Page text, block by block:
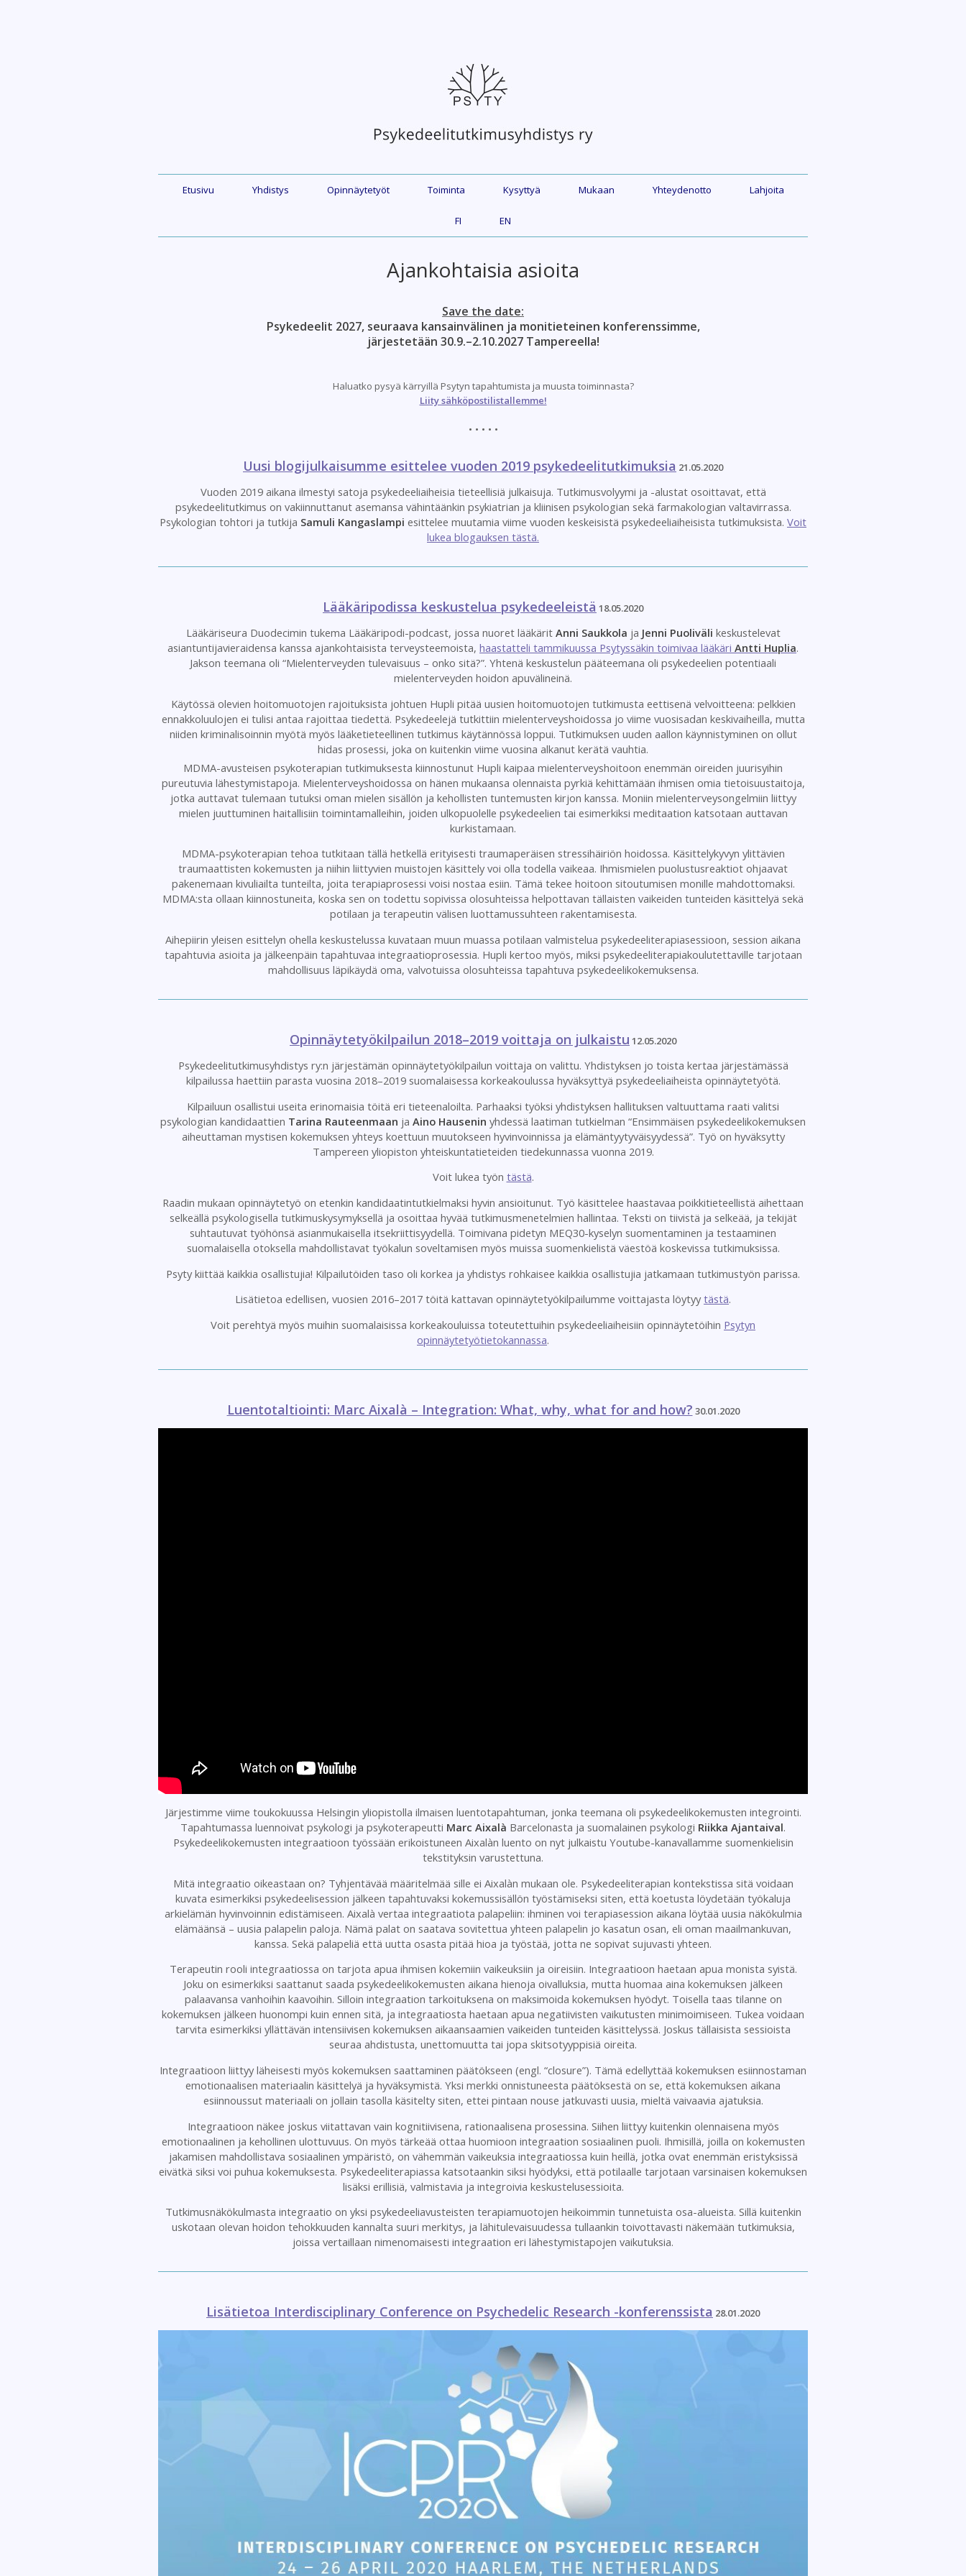
Etusivu Yhdistys Opinnäytetyöt Toiminta Kysyttyä Mukaan Yhteydenotto Lahjoita
FI EN
Ajankohtaisia asioita
Save the date:
Psykedeelit 2027, seuraava kansainvälinen ja monitieteinen konferenssimme,
järjestetään 30.9.–2.10.2027 Tampereella!
Haluatko pysyä kärryillä Psytyn tapahtumista ja muusta toiminnasta?
Liity sähköpostilistallemme!
• • • • •
Uusi blogijulkaisumme esittelee vuoden 2019 psykedeelitutkimuksia 21.05.2020
Vuoden 2019 aikana ilmestyi satoja psykedeeliaiheisia tieteellisiä julkaisuja. Tutkimusvolyymi ja -alustat osoittavat, että
psykedeelitutkimus on vakiinnuttanut asemansa vähintäänkin psykiatrian ja kliinisen psykologian sekä farmakologian valtavirrassa.
Psykologian tohtori ja tutkija Samuli Kangaslampi esittelee muutamia viime vuoden keskeisistä psykedeeliaiheisista tutkimuksista. Voit
lukea blogauksen tästä.
Lääkäripodissa keskustelua psykedeeleistä 18.05.2020
Lääkäriseura Duodecimin tukema Lääkäripodi-podcast, jossa nuoret lääkärit Anni Saukkola ja Jenni Puoliväli keskustelevat
asiantuntijavieraidensa kanssa ajankohtaisista terveysteemoista, haastatteli tammikuussa Psytyssäkin toimivaa lääkäri Antti Huplia.
Jakson teemana oli “Mielenterveyden tulevaisuus – onko sitä?”. Yhtenä keskustelun pääteemana oli psykedeelien potentiaali
mielenterveyden hoidon apuvälineinä.
Käytössä olevien hoitomuotojen rajoituksista johtuen Hupli pitää uusien hoitomuotojen tutkimusta eettisenä velvoitteena: pelkkien
ennakkoluulojen ei tulisi antaa rajoittaa tiedettä. Psykedeelejä tutkittiin mielenterveyshoidossa jo viime vuosisadan keskivaiheilla, mutta
niiden kriminalisoinnin myötä myös lääketieteellinen tutkimus käytännössä loppui. Tutkimuksen uuden aallon käynnistyminen on ollut
hidas prosessi, joka on kuitenkin viime vuosina alkanut kerätä vauhtia.
MDMA-avusteisen psykoterapian tutkimuksesta kiinnostunut Hupli kaipaa mielenterveyshoitoon enemmän oireiden juurisyihin
pureutuvia lähestymistapoja. Mielenterveyshoidossa on hänen mukaansa olennaista pyrkiä kehittämään ihmisen omia tietoisuustaitoja,
jotka auttavat tulemaan tutuksi oman mielen sisällön ja kehollisten tuntemusten kirjon kanssa. Moniin mielenterveysongelmiin liittyy
mielen juuttuminen haitallisiin toimintamalleihin, joiden ulkopuolelle psykedeelien tai esimerkiksi meditaation katsotaan auttavan
kurkistamaan.
MDMA-psykoterapian tehoa tutkitaan tällä hetkellä erityisesti traumaperäisen stressihäiriön hoidossa. Käsittelykyvyn ylittävien
traumaattisten kokemusten ja niihin liittyvien muistojen käsittely voi olla todella vaikeaa. Ihmismielen puolustusreaktiot ohjaavat
pakenemaan kivuliailta tunteilta, joita terapiaprosessi voisi nostaa esiin. Tämä tekee hoitoon sitoutumisen monille mahdottomaksi.
MDMA:sta ollaan kiinnostuneita, koska sen on todettu sopivissa olosuhteissa helpottavan tällaisten vaikeiden tunteiden käsittelyä sekä
potilaan ja terapeutin välisen luottamussuhteen rakentamisesta.
Aihepiirin yleisen esittelyn ohella keskustelussa kuvataan muun muassa potilaan valmistelua psykedeeliterapiasessioon, session aikana
tapahtuvia asioita ja jälkeenpäin tapahtuvaa integraatioprosessia. Hupli kertoo myös, miksi psykedeeliterapiakoulutettaville tarjotaan
mahdollisuus läpikäydä oma, valvotuissa olosuhteissa tapahtuva psykedeelikokemuksensa.
Opinnäytetyökilpailun 2018–2019 voittaja on julkaistu 12.05.2020
Psykedeelitutkimusyhdistys ry:n järjestämän opinnäytetyökilpailun voittaja on valittu. Yhdistyksen jo toista kertaa järjestämässä
kilpailussa haettiin parasta vuosina 2018–2019 suomalaisessa korkeakoulussa hyväksyttyä psykedeeliaiheista opinnäytetyötä.
Kilpailuun osallistui useita erinomaisia töitä eri tieteenaloilta. Parhaaksi työksi yhdistyksen hallituksen valtuuttama raati valitsi
psykologian kandidaattien Tarina Rauteenmaan ja Aino Hausenin yhdessä laatiman tutkielman “Ensimmäisen psykedeelikokemuksen
aiheuttaman mystisen kokemuksen yhteys koettuun muutokseen hyvinvoinnissa ja elämäntyytyväisyydessä”. Työ on hyväksytty
Tampereen yliopiston yhteiskuntatieteiden tiedekunnassa vuonna 2019.
Voit lukea työn tästä.
Raadin mukaan opinnäytetyö on etenkin kandidaatintutkielmaksi hyvin ansioitunut. Työ käsittelee haastavaa poikkitieteellistä aihettaan
selkeällä psykologisella tutkimuskysymyksellä ja osoittaa hyvää tutkimusmenetelmien hallintaa. Teksti on tiivistä ja selkeää, ja tekijät
suhtautuvat työhönsä asianmukaisella itsekriittisyydellä. Toimivana pidetyn MEQ30-kyselyn suomentaminen ja testaaminen
suomalaisella otoksella mahdollistavat työkalun soveltamisen myös muissa suomenkielistä väestöä koskevissa tutkimuksissa.
Psyty kiittää kaikkia osallistujia! Kilpailutöiden taso oli korkea ja yhdistys rohkaisee kaikkia osallistujia jatkamaan tutkimustyön parissa.
Lisätietoa edellisen, vuosien 2016–2017 töitä kattavan opinnäytetyökilpailumme voittajasta löytyytästä.
Voit perehtyä myös muihin suomalaisissa korkeakouluissa toteutettuihin psykedeeliaiheisiin opinnäytetöihin Psytyn
opinnäytetyötietokannassa.
Luentotaltiointi: Marc Aixalà – Integration: What, why, what for and how? 30.01.2020
Järjestimme viime toukokuussa Helsingin yliopistolla ilmaisen luentotapahtuman, jonka teemana oli psykedeelikokemusten integrointi.
Tapahtumassa luennoivat psykologi ja psykoterapeutti Marc Aixalà Barcelonasta ja suomalainen psykologi Riikka Ajantaival.
Psykedeelikokemusten integraatioon työssään erikoistuneen Aixalàn luento on nyt julkaistu Youtube-kanavallamme suomenkielisin
tekstityksin varustettuna.
Mitä integraatio oikeastaan on? Tyhjentävää määritelmää sille ei Aixalàn mukaan ole. Psykedeeliterapian kontekstissa sitä voidaan
kuvata esimerkiksi psykedeelisession jälkeen tapahtuvaksi kokemussisällön työstämiseksi siten, että koetusta löydetään työkaluja
arkielämän hyvinvoinnin edistämiseen. Aixalà vertaa integraatiota palapeliin: ihminen voi terapiasession aikana löytää uusia näkökulmia
elämäänsä – uusia palapelin paloja. Nämä palat on saatava sovitettua yhteen palapelin jo kasatun osan, eli oman maailmankuvan,
kanssa. Sekä palapeliä että uutta osasta pitää hioa ja työstää, jotta ne sopivat sujuvasti yhteen.
Terapeutin rooli integraatiossa on tarjota apua ihmisen kokemiin vaikeuksiin ja oireisiin. Integraatioon haetaan apua monista syistä.
Joku on esimerkiksi saattanut saada psykedeelikokemusten aikana hienoja oivalluksia, mutta huomaa aina kokemuksen jälkeen
palaavansa vanhoihin kaavoihin. Silloin integraation tarkoituksena on maksimoida kokemuksen hyödyt. Toisella taas tilanne on
kokemuksen jälkeen huonompi kuin ennen sitä, ja integraatiosta haetaan apua negatiivisten vaikutusten minimoimiseen. Tukea voidaan
tarvita esimerkiksi yllättävän intensiivisen kokemuksen aikaansaamien vaikeiden tunteiden käsittelyssä. Joskus tällaisista sessioista
seuraa ahdistusta, unettomuutta tai jopa skitsotyyppisiä oireita.
Integraatioon liittyy läheisesti myös kokemuksen saattaminen päätökseen (engl. “closure”). Tämä edellyttää kokemuksen esiinnostaman
emotionaalisen materiaalin käsittelyä ja hyväksymistä. Yksi merkki onnistuneesta päätöksestä on se, että kokemuksen aikana
esiinnoussut materiaali on jollain tasolla käsitelty siten, ettei pintaan nouse jatkuvasti uusia, mieltä vaivaavia ajatuksia.
Integraatioon näkee joskus viitattavan vain kognitiivisena, rationaalisena prosessina. Siihen liittyy kuitenkin olennaisena myös
emotionaalinen ja kehollinen ulottuvuus. On myös tärkeää ottaa huomioon integraation sosiaalinen puoli. Ihmisillä, joilla on kokemusten
jakamisen mahdollistava sosiaalinen ympäristö, on vähemmän vaikeuksia integraatiossa kuin heillä, jotka ovat enemmän eristyksissä
eivätkä siksi voi puhua kokemuksesta. Psykedeeliterapiassa katsotaankin siksi hyödyksi, että potilaalle tarjotaan varsinaisen kokemuksen
lisäksi erillisiä, valmistavia ja integroivia keskustelusessioita.
Tutkimusnäkökulmasta integraatio on yksi psykedeeliavusteisten terapiamuotojen heikoimmin tunnetuista osa-alueista. Sillä kuitenkin
uskotaan olevan hoidon tehokkuuden kannalta suuri merkitys, ja lähitulevaisuudessa tullaankin toivottavasti näkemään tutkimuksia,
joissa vertaillaan nimenomaisesti integraation eri lähestymistapojen vaikutuksia.
Lisätietoa Interdisciplinary Conference on Psychedelic Research -konferenssista 28.01.2020